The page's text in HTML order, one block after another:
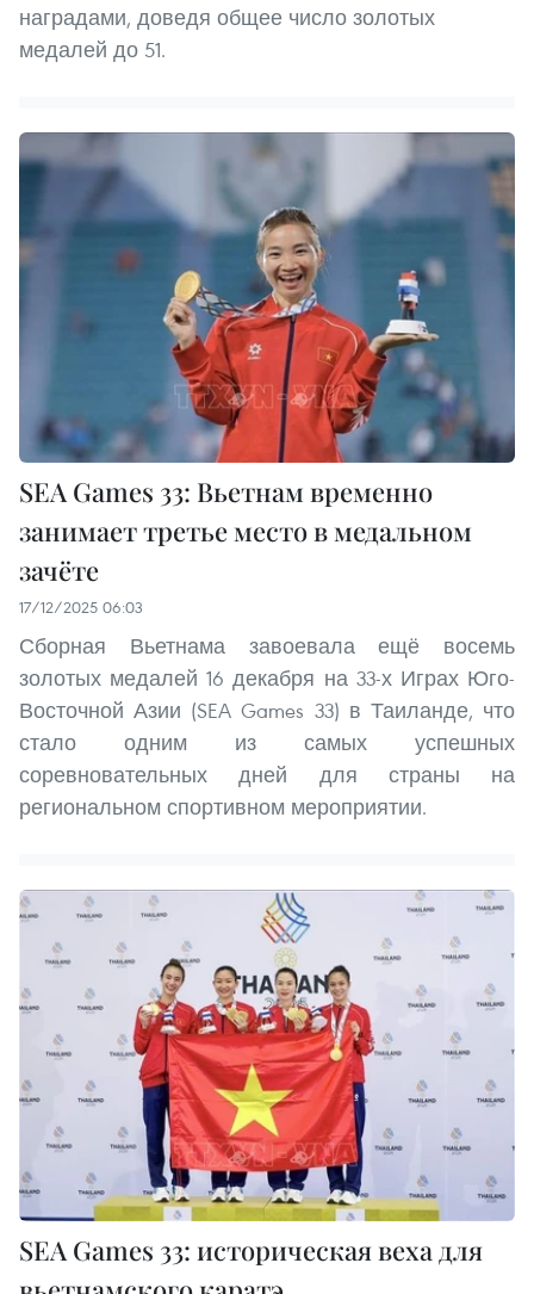
наградами, доведя общее число золотых
медалей до 51.
SEA Games 33: Вьетнам временно
занимает третье место в медальном
зачёте
17/12/2025 06:03
Сборная Вьетнама завоевала ещё восемь
золотых медалей 16 декабря на 33-х Играх Юго-
Восточной Азии (SEA Games 33) в Таиланде, что
стало одним из самых успешных
соревновательных дней для страны на
региональном спортивном мероприятии.
SEA Games 33: историческая веха для